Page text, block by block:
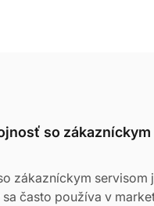
so zákazníckym
zákazníckym servisom
často používa v